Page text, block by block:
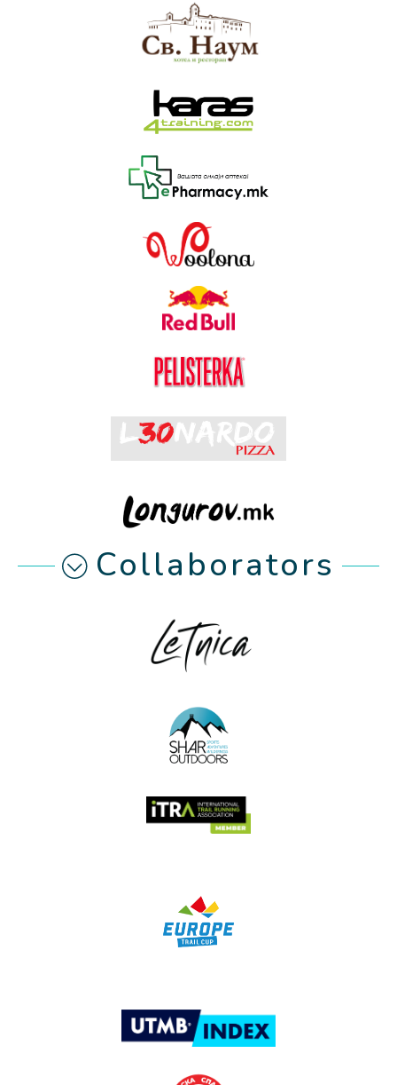
Collaborators